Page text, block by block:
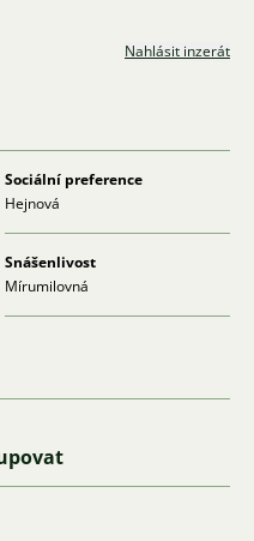
Nahlásit inzerát
Sociální preference
Hejnová
Snášenlivost
Mírumilovná